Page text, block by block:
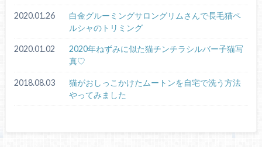
2020.01.26
白金グルーミングサロングリムさんで長毛猫ペ
ルシャのトリミング
2020.01.02
2020年ねずみに似た猫チンチラシルバー子猫写
真♡
2018.08.03
猫がおしっこかけたムートンを自宅で洗う方法
やってみました